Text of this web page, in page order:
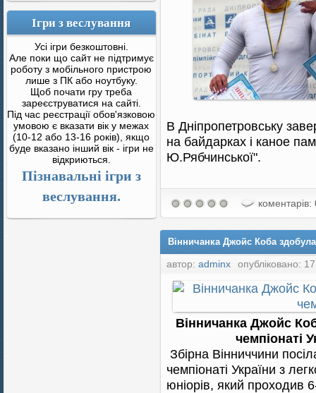
Ігри з веслування
Усі ігри безкоштовні.
Але поки що сайт не підтримує
роботу з мобільного пристрою
лише з ПК або ноутбуку.
Щоб почати гру треба
зареєструватися на сайті.
Під час реєстрації обов'язковою
умовою є вказати вік у межах
(10-12 або 13-16 років), якщо
буде вказано інший вік - ігри не
відкриються.
Пізнавальні ігри з
веслування.
В Дніпропетровську
на байдарках і каное
Ю.Рябчинської".
коментарів:
Вінничанка Джойс Коба
автор: adminx опубліковано:
Вінничанка Джойс
чемпіонаті
Збірна Вінниччини
чемпіонаті України з
юніорів, який проходив